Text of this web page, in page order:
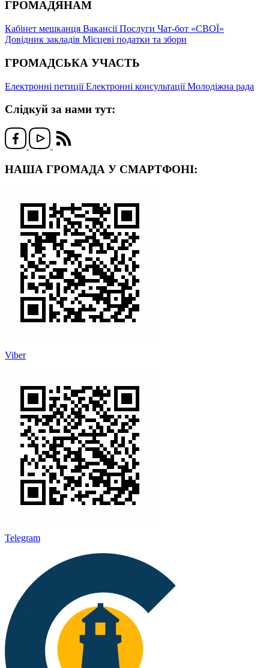
ГРОМАДЯНАМ
Кабінет мешканця ВакансіїПослуги Чат-бот «СВОЇ»
Довідник закладів Місцеві податки та збори
ГРОМАДСЬКА УЧАСТЬ
Електронні петиціїЕлектронні консультаціїМолодіжна рада
Слідкуй за нами тут:
НАША ГРОМАДА У СМАРТФОНІ:
Viber
Telegram